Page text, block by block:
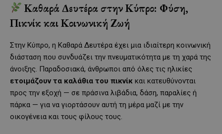
Καθαρά Δευτέρα στην Κύπρο: Φύση,
Πικνίκ και Κοινωνική Ζωή
Στην Κύπρο, η Καθαρά Δευτέρα έχει μια ιδιαίτερη κοινωνική
διάσταση που συνδυάζει την πνευματικότητα με τη χαρά της
άνοιξης. Παραδοσιακά, άνθρωποι από όλες τις ηλικίες
ετοιμάζουν τα καλάθια του πικνίκ και κατευθύνονται
προς την εξοχή — σε πράσινα λιβάδια, δάση, παραλίες ή
πάρκα — για να γιορτάσουν αυτή τη μέρα μαζί με την
οικογένεια και τους φίλους τους.